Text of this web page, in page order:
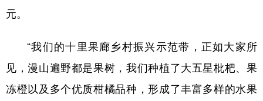
元。
“我们的十里果廊乡村振兴示范带，正如大家所
见，漫山遍野都是果树，我们种植了大五星枇杷、果
冻橙以及多个优质柑橘品种，形成了丰富多样的水果